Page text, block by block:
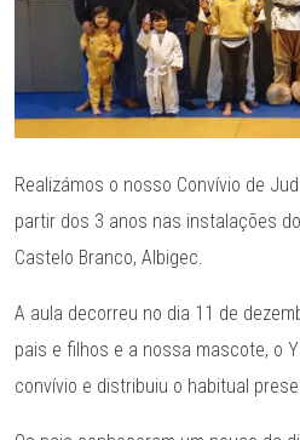
Realizámos o nosso Convívio de
partir dos 3 anos nas instalações
Castelo Branco, Albigec.
A aula decorreu no dia 11 de
pais e filhos e a nossa mascote, o
convívio e distribuiu o habitual